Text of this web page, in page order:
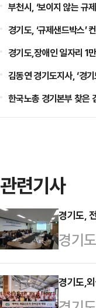
부천시, ‘보이지 않는 규
경기도, ‘규제샌드박스’
경기도,장애인 일자리 1
김동연 경기도지사, ‘경
한국노총 경기본부 찾은
관련기사
경기도,
경기
한 ‘
는 올
경기도,